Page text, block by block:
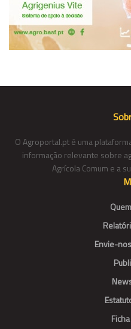
O Agroportal.pt é uma
informação relevante sobre
Agrícola Comum e a
Envie-